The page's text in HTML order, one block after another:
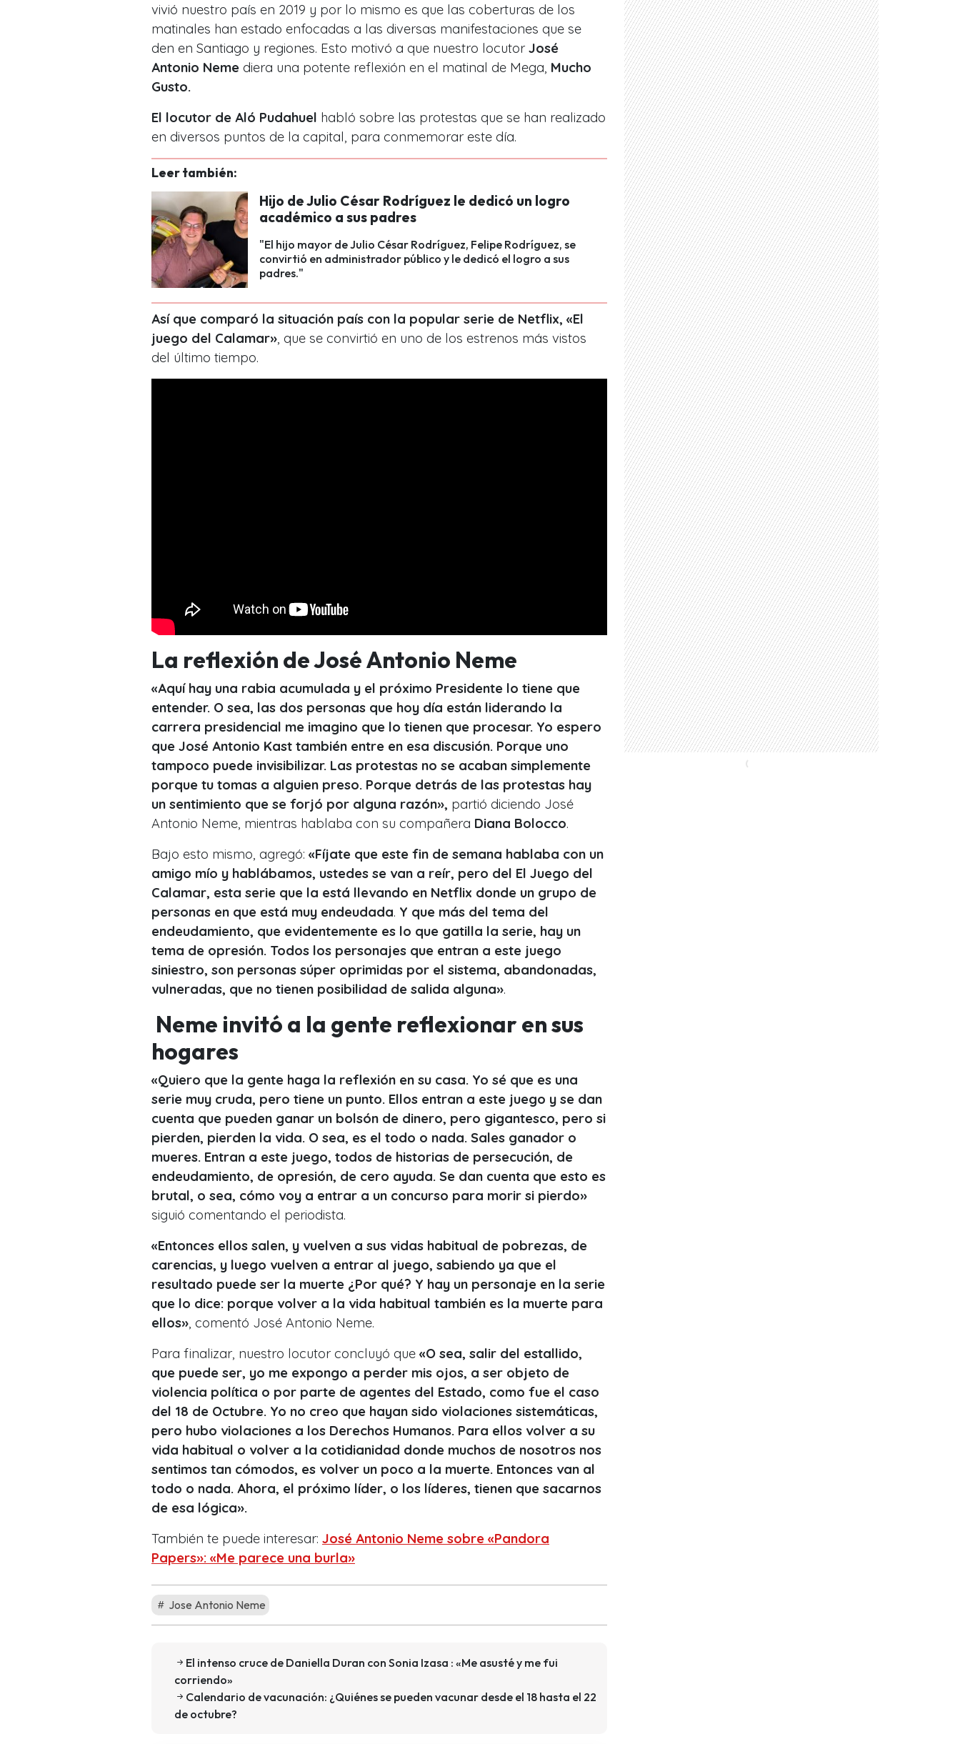
vivió nuestro país en 2019 y por lo mismo es que las coberturas de los
matinales han estado enfocadas a las diversas manifestaciones que se
den en Santiago y regiones. Esto motivó a que nuestro locutor José
Antonio Neme diera una potente reflexión en el matinal de Mega, Mucho
Gusto.
El locutor de Aló Pudahuel habló sobre las protestas que se han realizado
en diversos puntos de la capital, para conmemorar este día.
Leer también:
Hijo de Julio César Rodríguez le dedicó un logro
académico a sus padres
"El hijo mayor de Julio César Rodríguez, Felipe Rodríguez, se
convirtió en administrador público y le dedicó el logro a sus
padres."
Asíque comparó la situación país con la popular serie de Netflix, «El
juego del Calamar» , que se convirtió en uno de los estrenos más vistos
del último tiempo.
La reflexión de José Antonio Neme
«Aquí hay una rabia acumulada y el próximo Presidente lo tiene que
entender. O sea, las dos personas que hoy día están liderando la
carrera presidencial me imagino que lo tienen que procesar. Yo espero
que José Antonio Kast también entre en esa discusión. Porque uno
tampoco puede invisibilizar. Las protestas no se acaban simplemente
porque tu tomas a alguien preso. Porque detrás de las protestas hay
un sentimiento que se forjó por alguna razón», partió diciendo José
Antonio Neme, mientras hablaba con su compañera Diana Bolocco.
Bajo esto mismo, agregó: «Fíjate que este fin de semana hablaba con un
amigo mío y hablábamos, ustedes se van a reír, pero del El Juego del
Calamar, esta serie que la está llevando en Netflix donde un grupo de
personas en que está muy endeudada. Y que más del tema del
endeudamiento, que evidentemente es lo que gatilla la serie, hay un
tema de opresión. Todos los personajes que entran a este juego
siniestro, son personas súper oprimidas por el sistema, abandonadas,
vulneradas, que no tienen posibilidad de salida alguna».
Neme invitó a la gente reflexionar en sus
hogares
«Quiero que la gente haga la reflexión en su casa. Yo sé que es una
serie muy cruda, pero tiene un punto. Ellos entran a este juego y se dan
cuenta que pueden ganar un bolsón de dinero, pero gigantesco, pero si
pierden, pierden la vida. O sea, es el todo o nada. Sales ganador o
mueres. Entran a este juego, todos de historias de persecución, de
endeudamiento, de opresión, de cero ayuda. Se dan cuenta que esto es
brutal, o sea, cómo voy a entrar a un concurso para morir si pierdo»
siguió comentando el periodista.
«Entonces ellos salen, y vuelven a sus vidas habitual de pobrezas, de
carencias, y luego vuelven a entrar al juego, sabiendo ya que el
resultado puede ser la muerte ¿Por qué? Y hay un personaje en la serie
que lo dice: porque volver a la vida habitual también es la muerte para
ellos», comentó José Antonio Neme.
Para finalizar, nuestro locutor concluyó que «O sea, salir del estallido,
que puede ser, yo me expongo a perder mis ojos, a ser objeto de
violencia política o por parte de agentes del Estado, como fue el caso
del 18 de Octubre. Yo no creo que hayan sido violaciones sistemáticas,
pero hubo violaciones a los Derechos Humanos. Para ellos volver a su
vida habitual o volver a la cotidianidad donde muchos de nosotros nos
sentimos tan cómodos, es volver un poco a la muerte. Entonces van al
todo o nada. Ahora, el próximo líder, o los líderes, tienen que sacarnos
de esa lógica».
También te puede interesar: José Antonio Neme sobre «Pandora
Papers»: «Me parece una burla»
Jose Antonio Neme
El intenso cruce de Daniella Duran con Sonia Izasa : «Me asusté y me fui
corriendo»
Calendario de vacunación: ¿Quiénes se pueden vacunar desde el 18 hasta el 22
de octubre?